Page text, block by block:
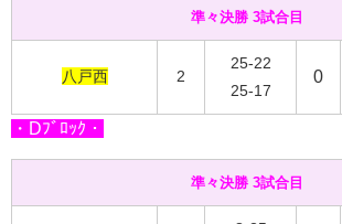
準々決勝 3試合目
八戸西 2
25-22
25-17
0
・Dﾌﾞﾛｯｸ・
準々決勝 3試合目